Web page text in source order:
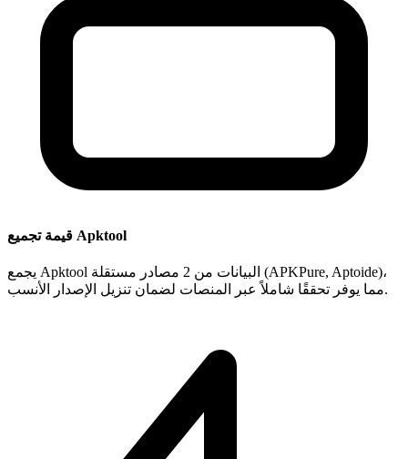
قيمة تجميع Apktool
يجمع Apktool البيانات من 2 مصادر مستقلة (APKPure, Aptoide)،
مما يوفر تحققًا شاملاً عبر المنصات لضمان تنزيل الإصدار الأنسب.